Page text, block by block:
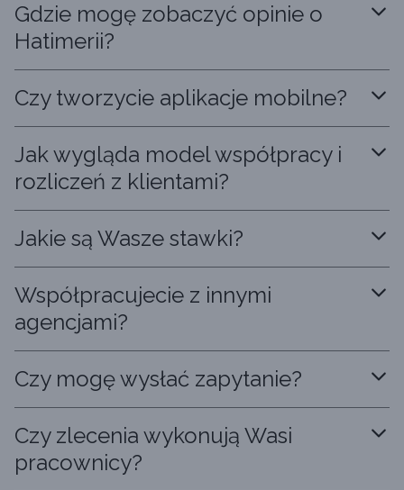
Gdzie mogę zobaczyć opinie o
Hatimerii?
Czy tworzycie aplikacje mobilne?
Jak wygląda model współpracy i
rozliczeń z klientami?
Jakie są Wasze stawki?
Współpracujecie z innymi
agencjami?
Czy mogę wysłać zapytanie?
Czy zlecenia wykonują Wasi
pracownicy?